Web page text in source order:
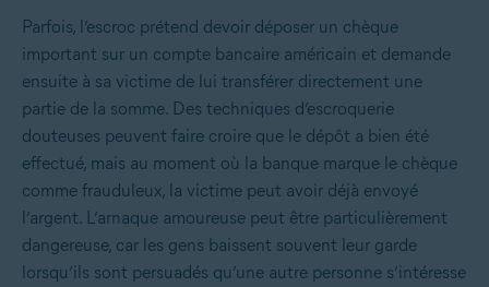
Parfois, l’escroc prétend devoir déposer un chèque
important sur un compte bancaire américain et demande
ensuite à sa victime de lui transférer directement une
partie de la somme. Des techniques d’escroquerie
douteuses peuvent faire croire que le dépôt a bien été
effectué, mais au moment où la banque marque le chèque
comme frauduleux, la victime peut avoir déjà envoyé
l’argent. L’arnaque amoureuse peut être particulièrement
dangereuse, car les gens baissent souvent leur garde
lorsqu’ils sont persuadés qu’une autre personne s’intéresse